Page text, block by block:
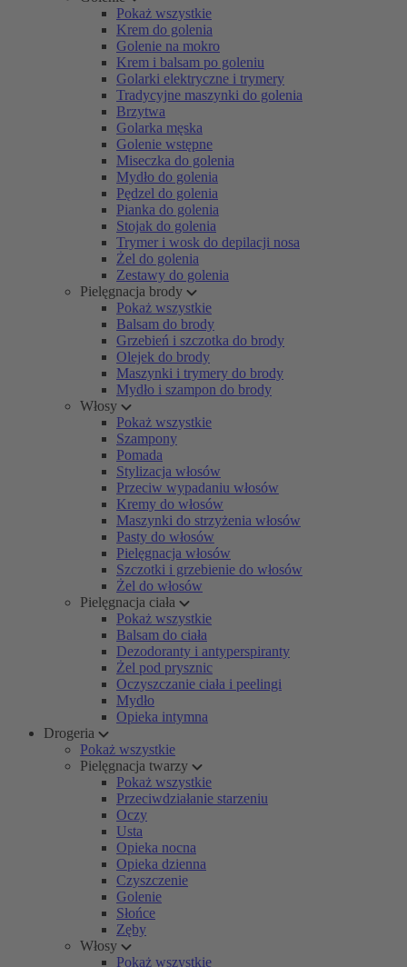
Pokaż wszystkie
Krem do golenia
Golenie na mokro
Krem i balsam po goleniu
Golarki elektryczne i trymery
Tradycyjne maszynki do golenia
Brzytwa
Golarka męska
Golenie wstępne
Miseczka do golenia
Mydło do golenia
Pędzel do golenia
Pianka do golenia
Stojak do golenia
Trymer i wosk do depilacji nosa
Żel do golenia
Zestawy do golenia
Pielęgnacja brody
Pokaż wszystkie
Balsam do brody
Grzebień i szczotka do brody
Olejek do brody
Maszynki i trymery do brody
Mydło i szampon do brody
Włosy
Pokaż wszystkie
Szampony
Pomada
Stylizacja włosów
Przeciw wypadaniu włosów
Kremy do włosów
Maszynki do strzyżenia włosów
Pasty do włosów
Pielęgnacja włosów
Szczotki i grzebienie do włosów
Żel do włosów
Pielęgnacja ciała
Pokaż wszystkie
Balsam do ciała
Dezodoranty i antyperspiranty
Żel pod prysznic
Oczyszczanie ciała i peelingi
Mydło
Opieka intymna
Drogeria
Pokaż wszystkie
Pielęgnacja twarzy
Pokaż wszystkie
Przeciwdziałanie starzeniu
Oczy
Usta
Opieka nocna
Opieka dzienna
Czyszczenie
Golenie
Słońce
Zęby
Włosy
Pokaż wszystkie